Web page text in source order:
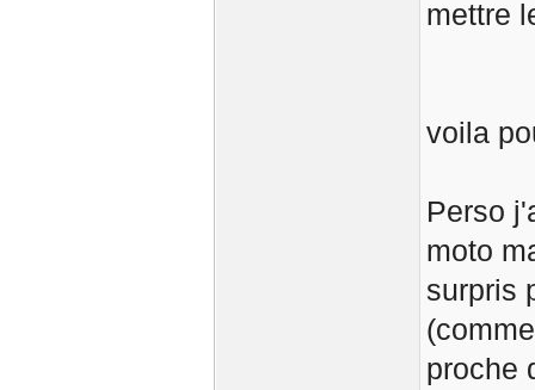
mettre
voila
Perso
moto
surpris
proche